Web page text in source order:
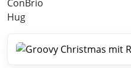
ConBrio
Hug